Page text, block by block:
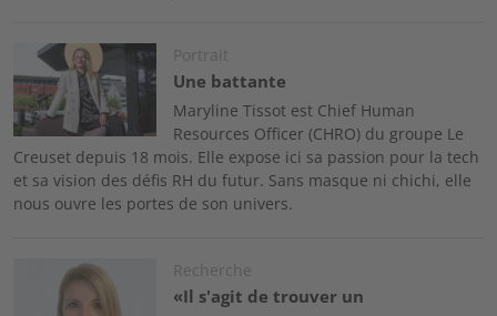
Image Portrait
Une battante
Maryline Tissot est Chief Human
Resources Officer (CHRO) du groupe Le
Creuset depuis 18 mois. Elle expose ici sa passion pour la tech
et sa vision des défis RH du futur. Sans masque ni chichi, elle
nous ouvre les portes de son univers.
Recherche
«Il s'agit de trouver un